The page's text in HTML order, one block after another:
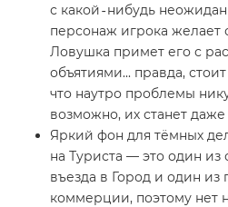
с какой‑нибудь
персонаж игрока желает
Ловушка примет его с
объятиями... правда,
что наутро проблемы
возможно, их станет
Яркий фон для тёмных
на Туриста — это один из
въезда в Город и один из
коммерции, поэтому нет